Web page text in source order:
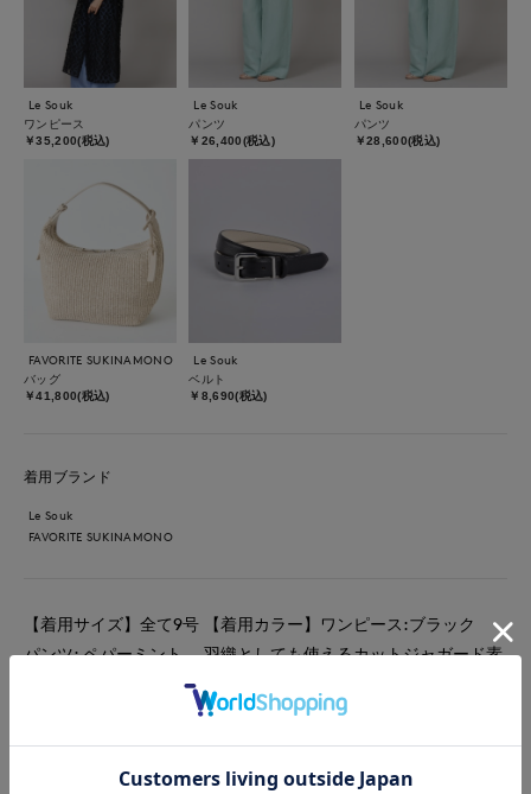
Le Souk
ワンピース
￥35,200(税込)
Le Souk
パンツ
￥26,400(税込)
Le Souk
パンツ
￥28,600(税込)
FAVORITE SUKINAMONO
バッグ
￥41,800(税込)
Le Souk
ベルト
￥8,690(税込)
着用ブランド
Le Souk
FAVORITE SUKINAMONO
【着用サイズ】全て9号 【着用カラー】ワンピース:ブラック
パンツ: ペパーミント 羽織としても使えるカットジャガード素
材を使用したワンピース。張り感があり体にフィットしすぎず軽
い着心地です。強すぎない透け感なのでインナーはノースリーブ
でも大丈夫です。パンツはラインを拾わないワイドシルエット。
キュプラ特有の上品な光沢感があります。